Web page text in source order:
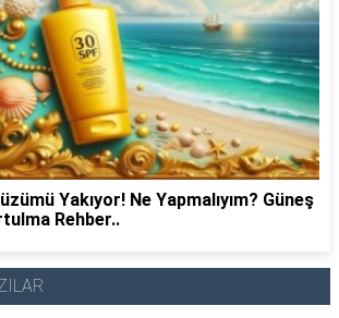
Yakıyor! Ne Yapmalıyım? Güneş
Rehber..